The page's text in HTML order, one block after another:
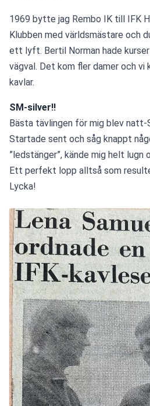
1969 bytte jag Rembo IK till IFK
Klubben med världsmästare och
ett lyft. Bertil Norman hade
vägval. Det kom fler damer och vi
kavlar.
SM-silver!!
Bästa tävlingen för mig blev natt-
Startade sent och såg knappt
”ledstänger”, kände mig helt lugn
Ett perfekt lopp alltså som
Lycka!